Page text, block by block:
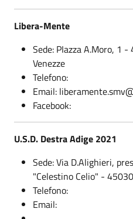
Libera-Mente
Sede: PIazza A.Moro, 1
Venezze
Telefono:
Email:
Facebook:
U.S.D. Destra Adige 2021
Sede: Via D.Alighieri,
"Celestino Celio" -
Telefono:
Email: